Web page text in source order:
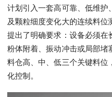
计划引入一套高可靠、低维护
及颗粒细度变化大的连续料
提出了明确要求：设备必须在
粉体附着、振动冲击或局部堵
料仓高、中、低三个关键料位
化控制。